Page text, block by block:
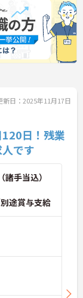
新日：2025年11月17日
120日！残業
です
諸手当込）
途賞与支給